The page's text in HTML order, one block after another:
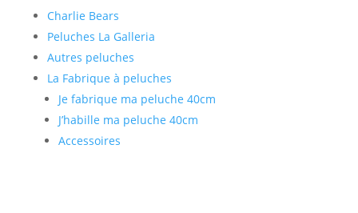
Charlie Bears
Peluches La Galleria
Autres peluches
La Fabrique à peluches
Je fabrique ma peluche 40cm
J’habille ma peluche 40cm
Accessoires